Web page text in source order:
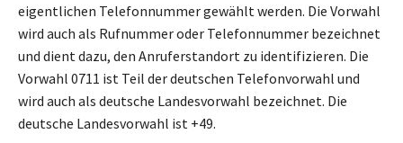
eigentlichen Telefonnummer gewählt werden. Die Vorwahl
wird auch als Rufnummer oder Telefonnummer bezeichnet
und dient dazu, den Anruferstandort zu identifizieren. Die
Vorwahl 0711 ist Teil der deutschen Telefonvorwahl und
wird auch als deutsche Landesvorwahl bezeichnet. Die
deutsche Landesvorwahl ist +49.